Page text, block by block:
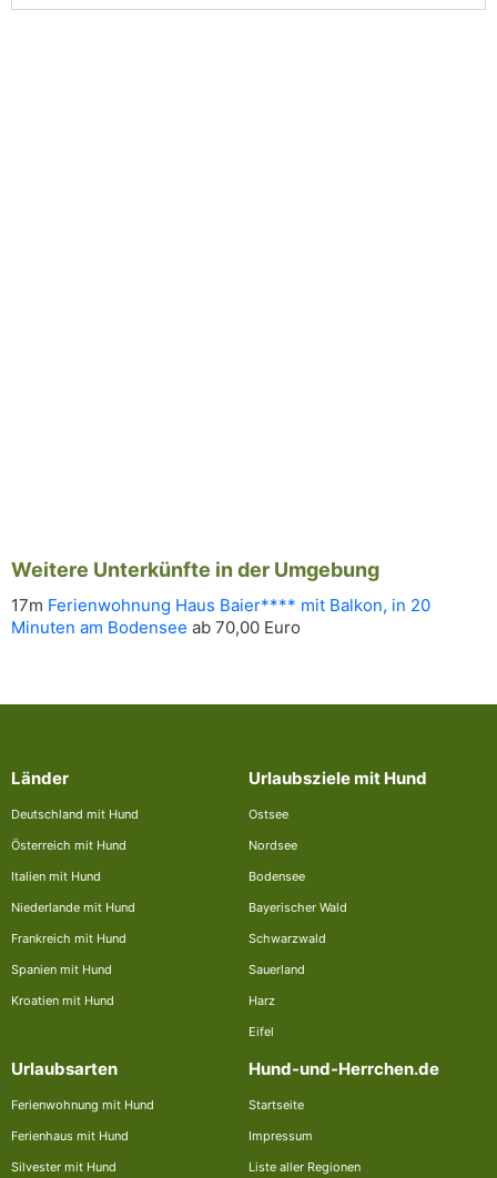
Weitere Unterkünfte in der Umgebung
17m Ferienwohnung Haus Baier**** mit Balkon, in 20
Minuten am Bodensee ab 70,00 Euro
Länder
Deutschland mit Hund
Österreich mit Hund
Italien mit Hund
Niederlande mit Hund
Frankreich mit Hund
Spanien mit Hund
Kroatien mit Hund
Urlaubsziele mit Hund
Ostsee
Nordsee
Bodensee
Bayerischer Wald
Schwarzwald
Sauerland
Harz
Eifel
Urlaubsarten
Ferienwohnung mit Hund
Ferienhaus mit Hund
Silvester mit Hund
Hund-und-Herrchen.de
Startseite
Impressum
Liste aller Regionen